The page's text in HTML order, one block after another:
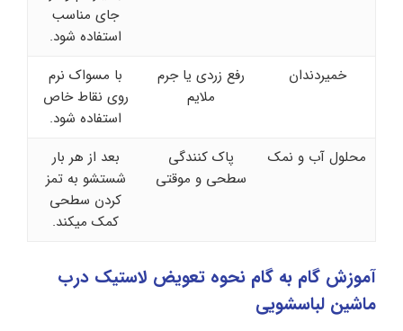
جای مناسب
استفاده شود.
خمیردندان
رفع زردی یا جرم
ملایم
با مسواک نرم
روی نقاط خاص
استفاده شود.
محلول آب و نمک
پاک کنندگی
سطحی و موقتی
بعد از هر بار
شستشو به تمز
کردن سطحی
کمک میکند.
آموزش گام به گام نحوه تعویض لاستیک درب
ماشین لباسشویی